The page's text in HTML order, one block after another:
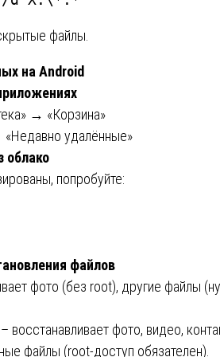
файлы.
на Android
→ «Корзина»
удалённые»
облако
попробуйте:
файлов
фото (без root), другие файлы
– восстанавливает фото, видео,
файлы (root-доступ обязателен).